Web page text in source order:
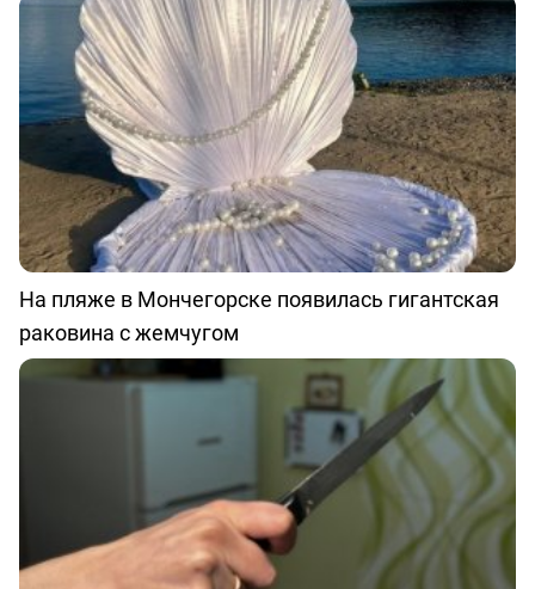
На пляже в Мончегорске появилась гигантская
раковина с жемчугом